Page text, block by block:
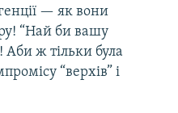
— як вони
“Най би вашу
Аби ж тільки була
“верхів” і